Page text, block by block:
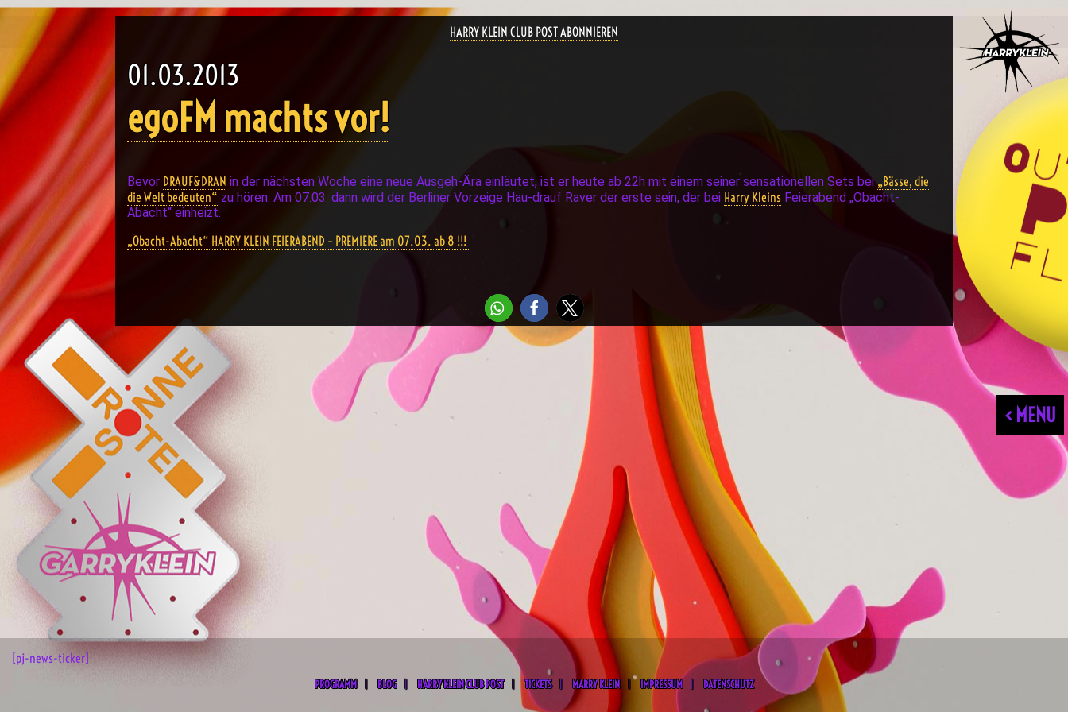
HARRY KLEIN CLUB POST ABONNIEREN
< MENU
01.03.2013
egoFM machts vor!
Bevor DRAUF&DRAN in der nächsten Woche eine neue Ausgeh-Ära einläutet, ist er heute ab 22h mit einem seiner sensationellen Sets bei„Bässe, die
die Welt bedeuten“ zu hören. Am 07.03. dann wird der Berliner Vorzeige Hau-drauf Raver der erste sein, der bei Harry Kleins Feierabend „Obacht-
Abacht“ einheizt.
„Obacht-Abacht“ HARRY KLEIN FEIERABEND – PREMIERE am 07.03. ab 8 !!!
[pj-news-ticker]
PROGRAMM BLOG HARRY KLEIN CLUB POST TICKETS MARRY KLEIN IMPRESSUM DATENSCHUTZ